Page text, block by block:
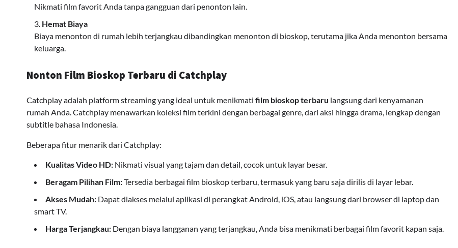
Nikmati film favorit Anda tanpa gangguan dari penonton lain.
Hemat Biaya
Biaya menonton di rumah lebih terjangkau dibandingkan menonton di bioskop, terutama jika Anda menonton bersama
keluarga.
Nonton Film Bioskop Terbaru di Catchplay
Catchplay adalah platform streaming yang ideal untuk menikmati film bioskop terbaru langsung dari kenyamanan
rumah Anda. Catchplay menawarkan koleksi film terkini dengan berbagai genre, dari aksi hingga drama, lengkap dengan
subtitle bahasa Indonesia.
Beberapa fitur menarik dari Catchplay:
Kualitas Video HD: Nikmati visual yang tajam dan detail, cocok untuk layar besar.
Beragam Pilihan Film:Tersedia berbagai film bioskop terbaru, termasuk yang baru saja dirilis di layar lebar.
Akses Mudah: Dapat diakses melalui aplikasi di perangkat Android, iOS, atau langsung dari browser di laptop dan
smart TV.
Harga Terjangkau: Dengan biaya langganan yang terjangkau, Anda bisa menikmati berbagai film favorit kapan saja.